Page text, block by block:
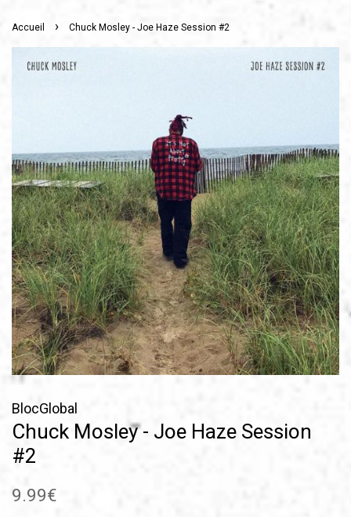
Accueil › Chuck Mosley - Joe Haze Session #2
BlocGlobal
Chuck Mosley - Joe Haze Session
#2
Prix
9.99€